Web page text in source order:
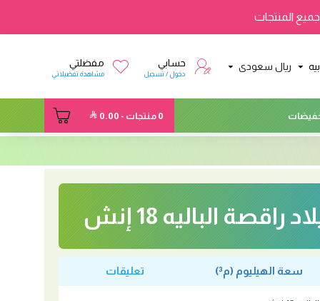
المنتجات
ريال سعودى حسابي
دخول / تسجيل
مفضلتي
مشاهدة تفضيلاتي
0 منتجات - 0.00
الباليه 18 إنش
سعة الهيليوم (م³) تعليقات